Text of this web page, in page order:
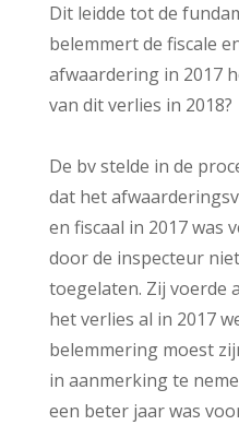
Dit leidde tot de
belemmert de fiscale
afwaardering in 2017
van dit verlies in 2018?
De bv stelde in de
dat het
en fiscaal in 2017 was
door de inspecteur
toegelaten. Zij voerde
het verlies al in 2017
belemmering moest
in aanmerking te
een beter jaar was